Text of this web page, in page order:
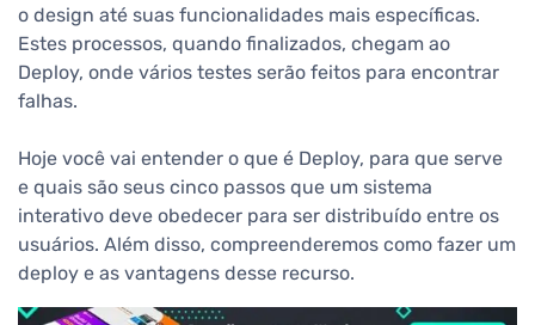
o design até suas funcionalidades mais específicas.
Estes processos, quando finalizados, chegam ao
Deploy, onde vários testes serão feitos para encontrar
falhas.
Hoje você vai entender o que é Deploy, para que serve
e quais são seus cinco passos que um sistema
interativo deve obedecer para ser distribuído entre os
usuários. Além disso, compreenderemos como fazer um
deploy e as vantagens desse recurso.